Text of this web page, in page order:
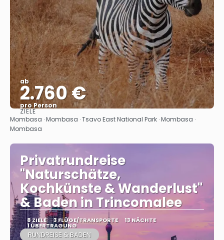
ab
2.760 €
pro Person
Sehen
ZIELE
Mombasa · Mombasa · Tsavo East National Park · Mombasa ·
Mombasa
Privatrundreise
"Naturschätze,
Kochkünste & Wanderlust"
& Baden in Trincomalee
8 ZIELE 3 FLÜGE/TRANSPORTE 13 NÄCHTE
1 ÜBERTRAGUNG
RUNDREISE & BADEN